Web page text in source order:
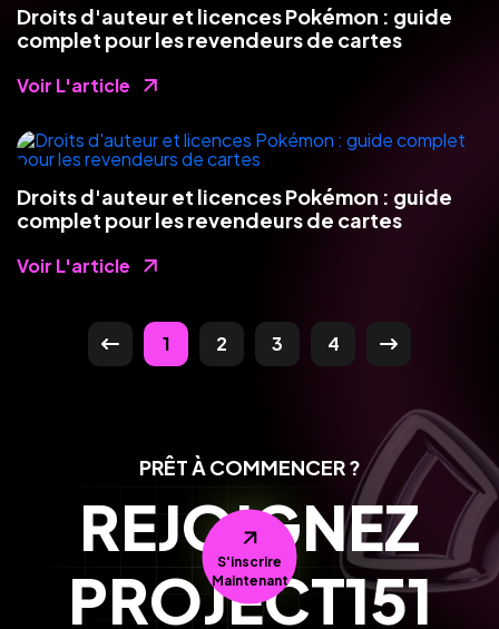
Droits d'auteur et licences Pokémon : guide
complet pour les revendeurs de cartes
Voir L'article
Droits d'auteur et licences Pokémon : guide
complet pour les revendeurs de cartes
Voir L'article
1 2 3 4
PRÊT À COMMENCER ?
REJOIGNEZ
PROJECT151
S'inscrire
Maintenant